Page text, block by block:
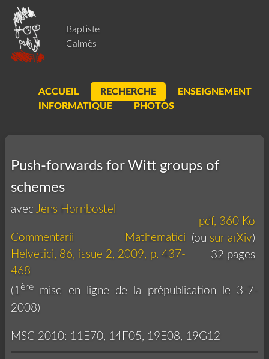
Baptiste
Calmès
ACCUEIL RECHERCHE
ENSEIGNEMENT
INFORMATIQUE
PHOTOS
Push-forwards for Witt groups of
schemes
pdf, 360 Ko
(ou sur arXiv)
32 pages
avec Jens Hornbostel
Commentarii Mathematici
Helvetici, 86, issue 2, 2009, p. 437-
468
(1ère mise en ligne de la prépublication le 3-7-
2008)
MSC 2010: 11E70, 14F05, 19E08, 19G12